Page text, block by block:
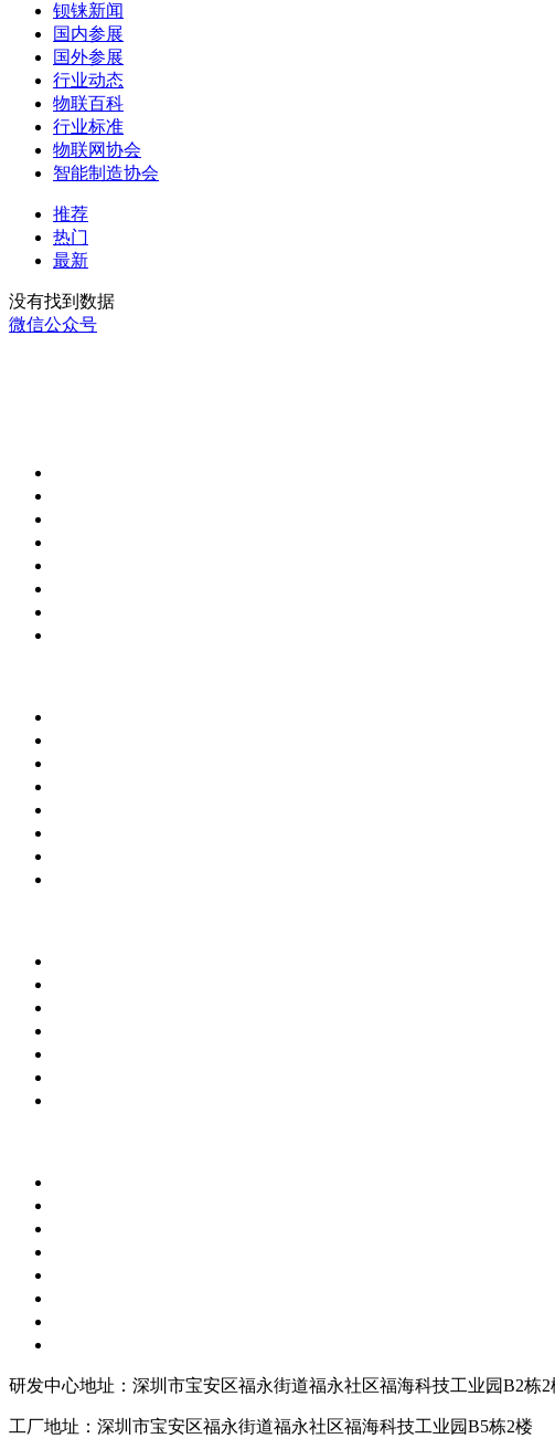
钡铼新闻
国内参展
国外参展
行业动态
物联百科
行业标准
物联网协会
智能制造协会
推荐
热门
最新
没有找到数据
微信公众号
研发中心地址：深圳市宝安区福永街道福永社区福海科技工业园B2栋2
工厂地址：深圳市宝安区福永街道福永社区福海科技工业园B5栋2楼